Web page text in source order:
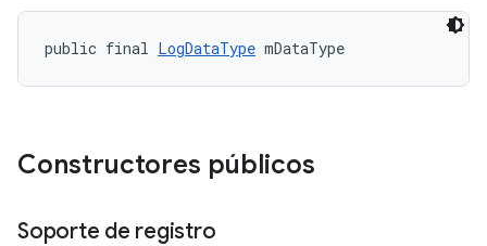
public final LogDataType mDataType
Constructores públicos
Soporte de registro